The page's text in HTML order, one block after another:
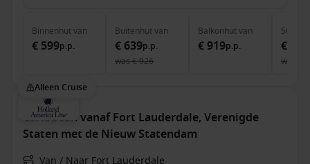
Binnenhutvan
€ 599p.p.
Buitenhutvan
€ 639p.p.
was€ 926
Balkonhutvan
€ 919p.p.
Suite
€
was
Alleen Cruise
Caribbean vanaf Fort Lauderdale, Verenigde
Staten met de Nieuw Statendam
Van / Naar Fort Lauderdale